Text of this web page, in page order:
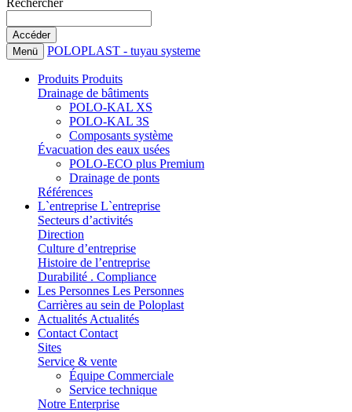
Rechercher
Menü POLOPLAST - tuyau systeme
Produits Produits
Drainage de bâtiments
POLO-KAL XS
POLO-KAL 3S
Composants système
Évacuation des eaux usées
POLO-ECO plus Premium
Drainage de ponts
Références
L`entreprise L`entreprise
Secteurs d’activités
Direction
Culture d’entreprise
Histoire de l’entreprise
Durabilité . Compliance
Les Personnes Les Personnes
Carrières au sein de Poloplast
Actualités Actualités
Contact Contact
Sites
Service & vente
Équipe Commerciale
Service technique
Notre Enterprise